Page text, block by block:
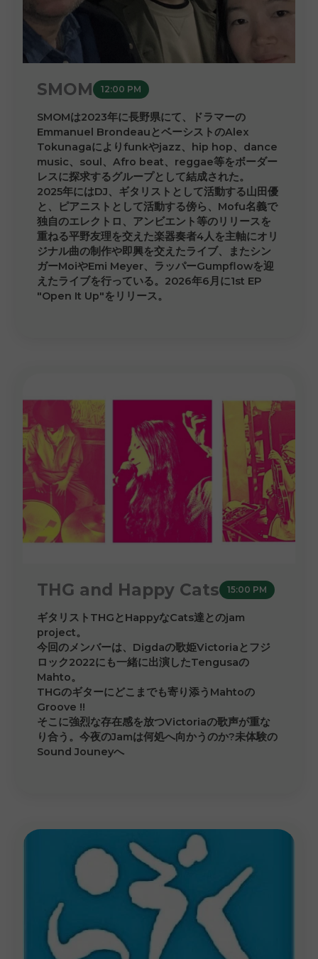
SMOM 12:00 PM
SMOMは2023年に長野県にて、ドラマーの
Emmanuel BrondeauとベーシストのAlex
Tokunagaによりfunkやjazz、hip hop、dance
music、soul、Afro beat、reggae等をボーダー
レスに探求するグループとして結成された。
2025年にはDJ、ギタリストとして活動する山田優
と、ピアニストとして活動する傍ら、Mofu名義で
独自のエレクトロ、アンビエント等のリリースを
重ねる平野友理を交えた楽器奏者4人を主軸にオリ
ジナル曲の制作や即興を交えたライブ、またシン
ガーMoiやEmi Meyer、ラッパーGumpflowを迎
えたライブを行っている。2026年6月に1st EP
"Open It Up"をリリース。
THG and Happy Cats 15:00 PM
ギタリストTHGとHappyなCats達とのjam
project。
今回のメンバーは、Digdaの歌姫Victoriaとフジ
ロック2022にも一緒に出演したTengusaの
Mahto。
THGのギターにどこまでも寄り添うMahtoの
Groove !!
そこに強烈な存在感を放つVictoriaの歌声が重な
り合う。今夜のJamは何処へ向かうのか?未体験の
Sound Jouneyへ